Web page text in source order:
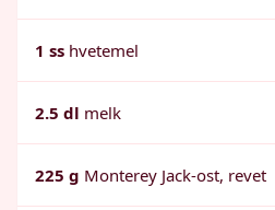
1 ss hvetemel
2.5 dl melk
225 g Monterey Jack-ost, revet